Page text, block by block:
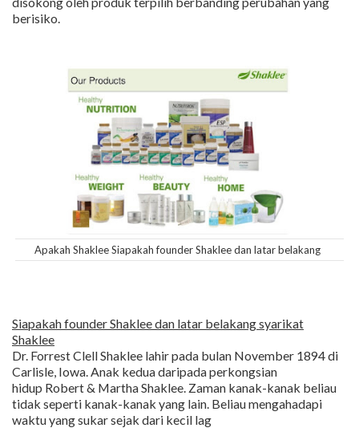
berisiko.
Apakah Shaklee Siapakah founder Shaklee dan latar belakang
Siapakah founder Shaklee dan latar belakang syarikat
Shaklee
Dr. Forrest Clell Shaklee lahir pada bulan November 1894 di
Carlisle, Iowa. Anak kedua daripada perkongsian
hidup Robert & Martha Shaklee. Zaman kanak-kanak beliau
tidak seperti kanak-kanak yang lain. Beliau mengahadapi
waktu yang sukar sejak dari kecil lag